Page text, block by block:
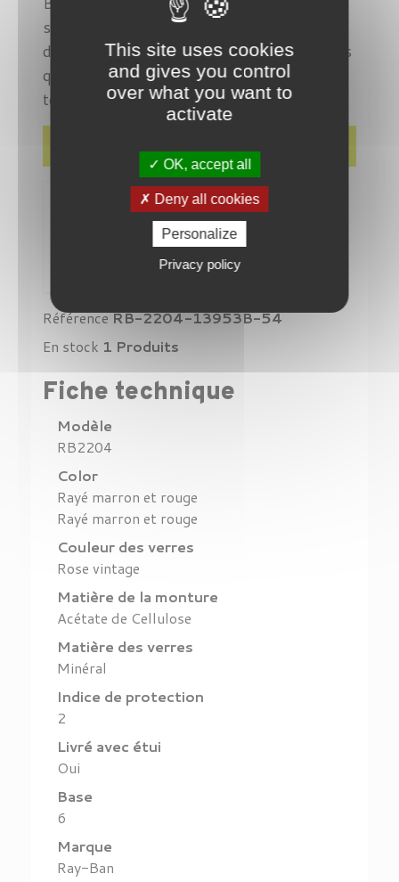
sur la finesse des détails et la beauté
discrète, créant ainsi une paire de lunettes
qui ajoute une touche d'élégance à toute
tenue.
Détails du produit
RéférenceRB-2204-13953B-54
En stock 1 Produits
Fiche technique
Modèle
RB2204
Color
Rayé marron et rouge
Rayé marron et rouge
Couleur des verres
Rose vintage
Matière de la monture
Acétate de Cellulose
Matière des verres
Minéral
Indice de protection
2
Livré avec étui
Oui
Base
6
Marque
Ray-Ban
This site uses cookies
and gives you control
over what you want to
activate
OK, accept all
Deny all cookies
Personalize
Privacy policy